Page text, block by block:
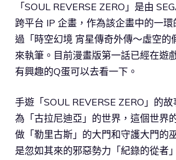
「SOUL REVERSE ZERO」是由
跨平台 IP 企畫，作為該企畫中的一
過「時空幻境 宵星傳奇外傳～虛空的
來執筆。目前漫畫版第一話已經在遊
有興趣的Q蛋可以去看一下。
手遊「SOUL REVERSE ZERO」的
為「古拉尼迪亞」的世界，這個世界
做「勒里古斯」的大門和守護大門的
是忽如其來的邪惡勢力「紀錄的從者